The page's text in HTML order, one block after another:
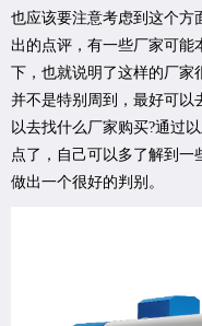
也应该要注意考虑到这个方
出的点评，有一些厂家可能
下，也就说明了这样的厂家
并不是特别周到，最好可以
以去找什么厂家购买?通过
点了，自己可以多了解到一
做出一个很好的判别。